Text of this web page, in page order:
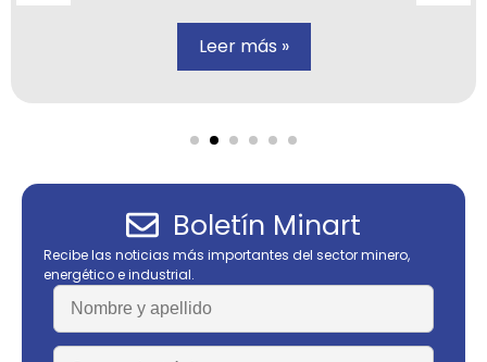
Leer más »
Boletín Minart
Recibe las noticias más importantes del sector minero,
energético e industrial.